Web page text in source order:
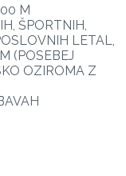
M
ŠPORTNIH,
LETAL,
(POSEBEJ
OZIROMA Z